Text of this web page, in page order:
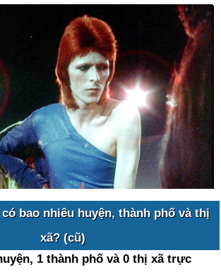
bao nhiêu huyện, thành phố và thị
xã? (cũ)
1 thành phố và 0 thị xã trực